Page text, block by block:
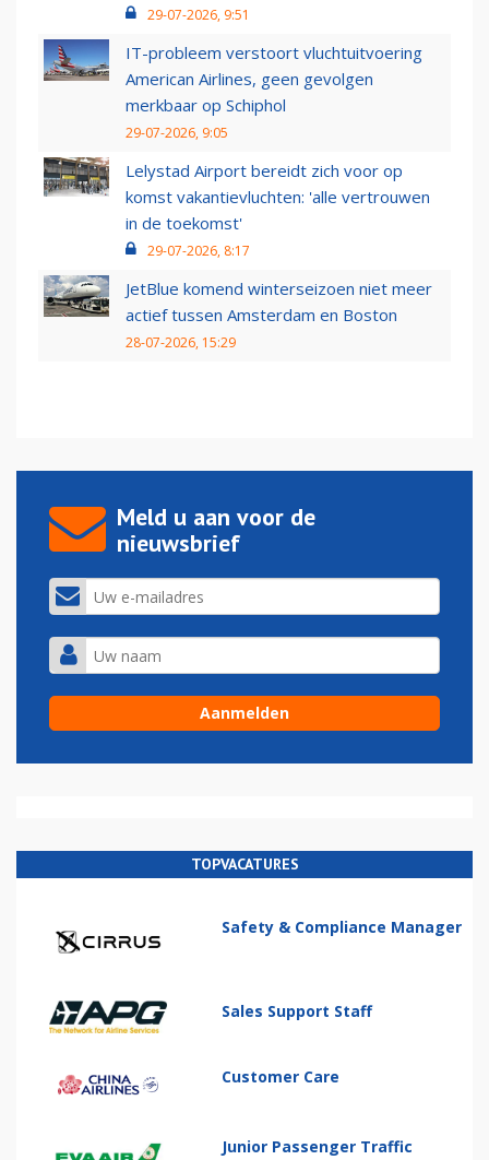
29-07-2026, 9:51
IT-probleem verstoort vluchtuitvoering
American Airlines, geen gevolgen
merkbaar op Schiphol
29-07-2026, 9:05
Lelystad Airport bereidt zich voor op
komst vakantievluchten: 'alle vertrouwen
in de toekomst'
29-07-2026, 8:17
JetBlue komend winterseizoen niet meer
actief tussen Amsterdam en Boston
28-07-2026, 15:29
Meld u aan voor de
nieuwsbrief
TOPVACATURES
Safety & Compliance Manager
Sales Support Staff
Customer Care
Junior Passenger Traffic